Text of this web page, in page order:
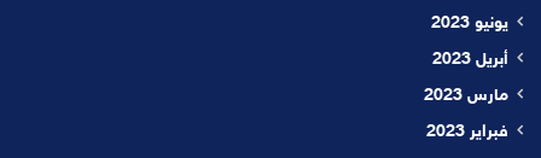
يونيو 2023
أبريل 2023
مارس 2023
فبراير 2023